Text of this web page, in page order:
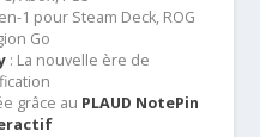
1 pour Steam Deck, ROG
Go
: La nouvelle ère de
grâce au PLAUD NotePin